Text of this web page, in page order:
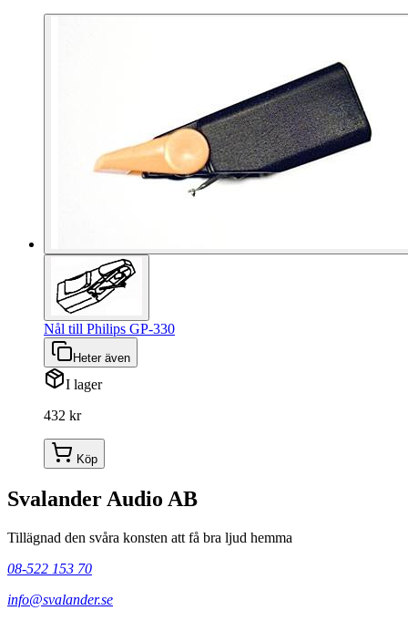
Nål till Philips GP-330
Heter även
I lager
432 kr
Köp
Svalander Audio AB
Tillägnad den svåra konsten att få bra ljud hemma
08-522 153 70
info@svalander.se